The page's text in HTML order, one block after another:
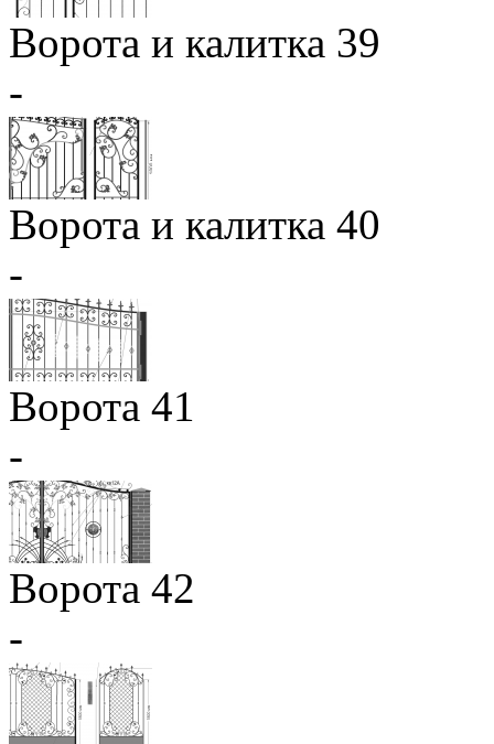
Ворота и калитка 39
-
Ворота и калитка 40
-
Ворота 41
-
Ворота 42
-